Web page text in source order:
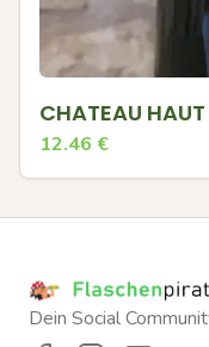
CHATEAU
12.46 €
Dein Social